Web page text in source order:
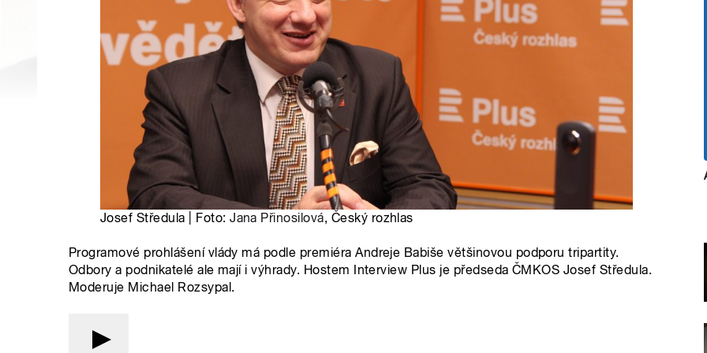
Josef Středula | Foto:Jana Přinosilová, Český rozhlas
Programové prohlášení vlády má podle premiéra Andreje Babiše většinovou podporu tripartity.
Odbory a podnikatelé ale mají i výhrady. Hostem Interview Plus je předseda ČMKOS Josef Středula.
Moderuje Michael Rozsypal.